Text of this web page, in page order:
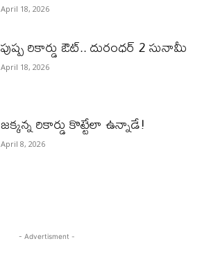
April 18, 2026
పుష్ప రికార్డు ఔట్‌.. దురంధ‌ర్ 2 సునామీ
April 18, 2026
జ‌క్క‌న్న రికార్డు కొట్టేలా ఉన్నాడే!
April 8, 2026
- Advertisment -